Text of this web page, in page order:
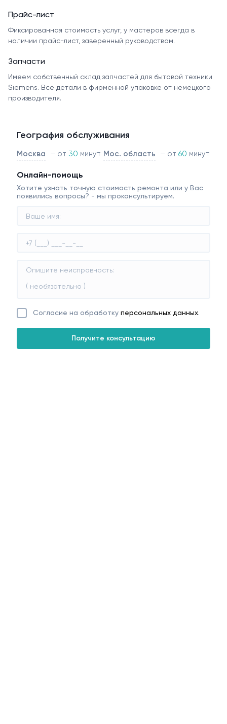
Прайс-лист
Фиксированная стоимость услуг, у мастеров всегда в
наличии прайс-лист, заверенный руководством.
Запчасти
Имеем собственный склад запчастей для бытовой техники
Siemens. Все детали в фирменной упаковке от немецкого
производителя.
География обслуживания
Москва – от 30 минут Мос. область – от 60 минут
Онлайн-помощь
Хотите узнать точную стоимость ремонта или у Вас
появились вопросы? - мы проконсультируем.
Согласие на обработку персональных данных.